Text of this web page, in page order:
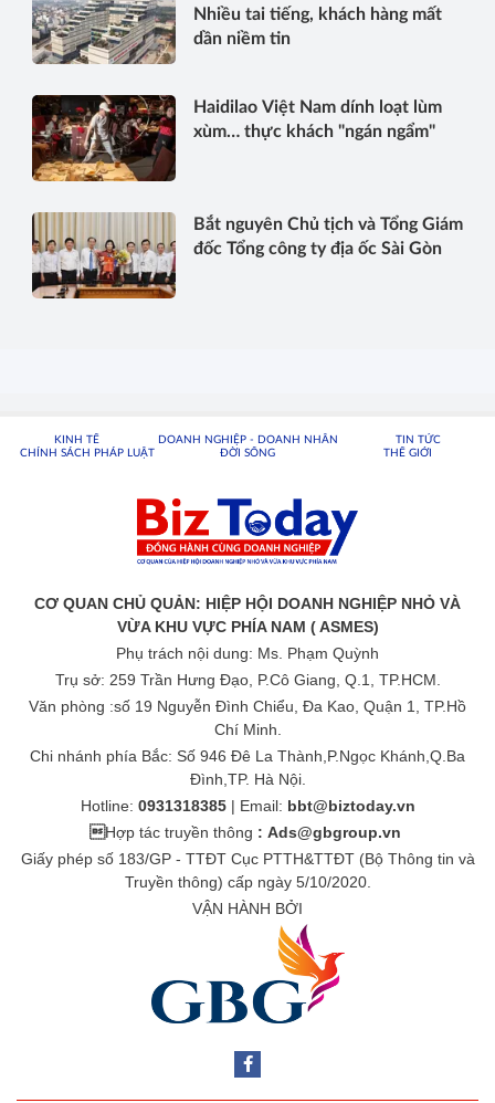
Nhiều tai tiếng, khách hàng mất
dần niềm tin
Haidilao Việt Nam dính loạt lùm
xùm… thực khách "ngán ngẩm"
Bắt nguyên Chủ tịch và Tổng Giám
đốc Tổng công ty địa ốc Sài Gòn
KINH TẾ DOANH NGHIỆP - DOANH NHÂN
TIN TỨC
CHÍNH SÁCH PHÁP LUẬT
ĐỜI SỐNG THẾ GIỚI
CƠ QUAN CHỦ QUẢN: HIỆP HỘI DOANH NGHIỆP NHỎ VÀ
VỪA KHU VỰC PHÍA NAM ( ASMES)
Phụ trách nội dung: Ms. Phạm Quỳnh
Trụ sở: 259 Trần Hưng Đạo, P.Cô Giang, Q.1, TP.HCM.
Văn phòng :số 19 Nguyễn Đình Chiểu, Đa Kao, Quận 1, TP.Hồ
Chí Minh.
Chi nhánh phía Bắc: Số 946 Đê La Thành,P.Ngọc Khánh,Q.Ba
Đình,TP. Hà Nội.
Hotline: 0931318385| Email: bbt@biztoday.vn
Hợp tác truyền thông : Ads@gbgroup.vn
Giấy phép số 183/GP - TTĐT Cục PTTH&TTĐT (Bộ Thông tin và
Truyền thông) cấp ngày 5/10/2020.
VẬN HÀNH BỞI